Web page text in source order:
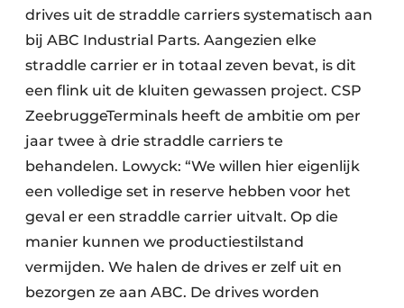
drives uit de straddle carriers systematisch aan
bij ABC Industrial Parts. Aangezien elke
straddle carrier er in totaal zeven bevat, is dit
een flink uit de kluiten gewassen project. CSP
ZeebruggeTerminals heeft de ambitie om per
jaar twee à drie straddle carriers te
behandelen. Lowyck: “We willen hier eigenlijk
een volledige set in reserve hebben voor het
geval er een straddle carrier uitvalt. Op die
manier kunnen we productiestilstand
vermijden. We halen de drives er zelf uit en
bezorgen ze aan ABC. De drives worden